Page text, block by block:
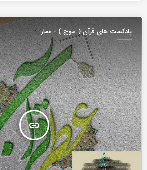
پادکست های قرآن ( موج ) - عمار
insert_link